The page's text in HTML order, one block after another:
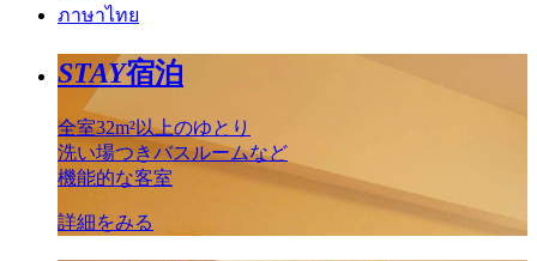
ภาษาไทย
STAY宿泊
全室32m²以上のゆとり
洗い場つきバスルームなど
機能的な客室
詳細をみる